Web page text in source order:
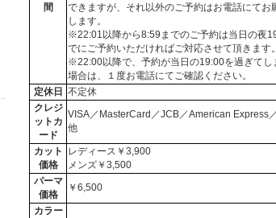
間
できますが、それ以外のご予約はお電話にてお
します。
※22:01以降から8:59までのご予約は当日の夜
でにご予約いただければご対応させて頂きます。
※22:00以降で、予約が当日の19:00を過ぎてし
場合は、１度お電話にてご確認ください。
定休日
不定休
クレジ
ットカ
ード
VISA／MasterCard／JCB／American Express
他
カット
価格
レディース￥3,900
メンズ￥3,500
パーマ
価格
￥6,500
カラー